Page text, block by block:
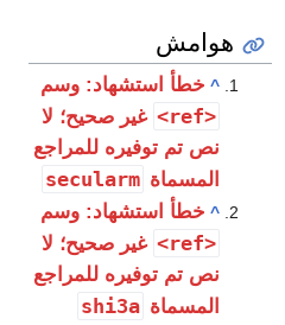
هوامش
^ خطأ استشهاد: وسم
<ref>
غير صحيح؛ لا
نص تم توفيره للمراجع
المسماة secularm
^ خطأ استشهاد: وسم
<ref>
غير صحيح؛ لا
نص تم توفيره للمراجع
المسماة shi3a